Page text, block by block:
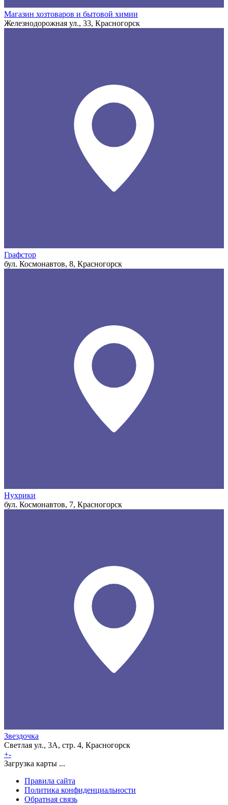
Магазин хозтоваров и бытовой химии
Железнодорожная ул., 33, Красногорск
Графстор
бул. Космонавтов, 8, Красногорск
Нухрики
бул. Космонавтов, 7, Красногорск
Звездочка
Светлая ул., 3А, стр. 4, Красногорск
+-
Загрузка карты ...
Правила сайта
Политика конфиденциальности
Обратная связь